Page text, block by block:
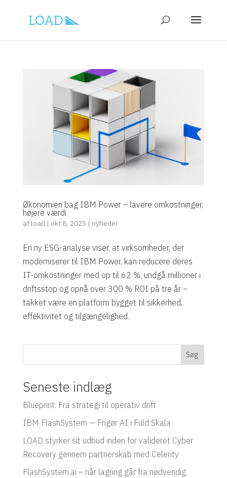
Økonomien bag IBM Power – lavere omkostninger,
højere værdi
af load | okt 8, 2025 | nyheder
En ny ESG-analyse viser, at virksomheder, der
moderniserer til IBM Power, kan reducere deres
IT-omkostninger med op til 62 %, undgå millioner i
driftsstop og opnå over 300 % ROI på tre år –
takket være en platform bygget til sikkerhed,
effektivitet og tilgængelighed.
Søg
Seneste indlæg
Blueprint: Fra strategi til operativ drift
IBM FlashSystem — Frigør AI i Fuld Skala
LOAD styrker sit udbud inden for valideret Cyber
Recovery gennem partnerskab med Celerity
FlashSystem.ai – når lagring går fra nødvendig